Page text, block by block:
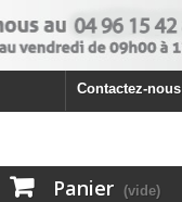
Contactez-nous
Panier (vide)